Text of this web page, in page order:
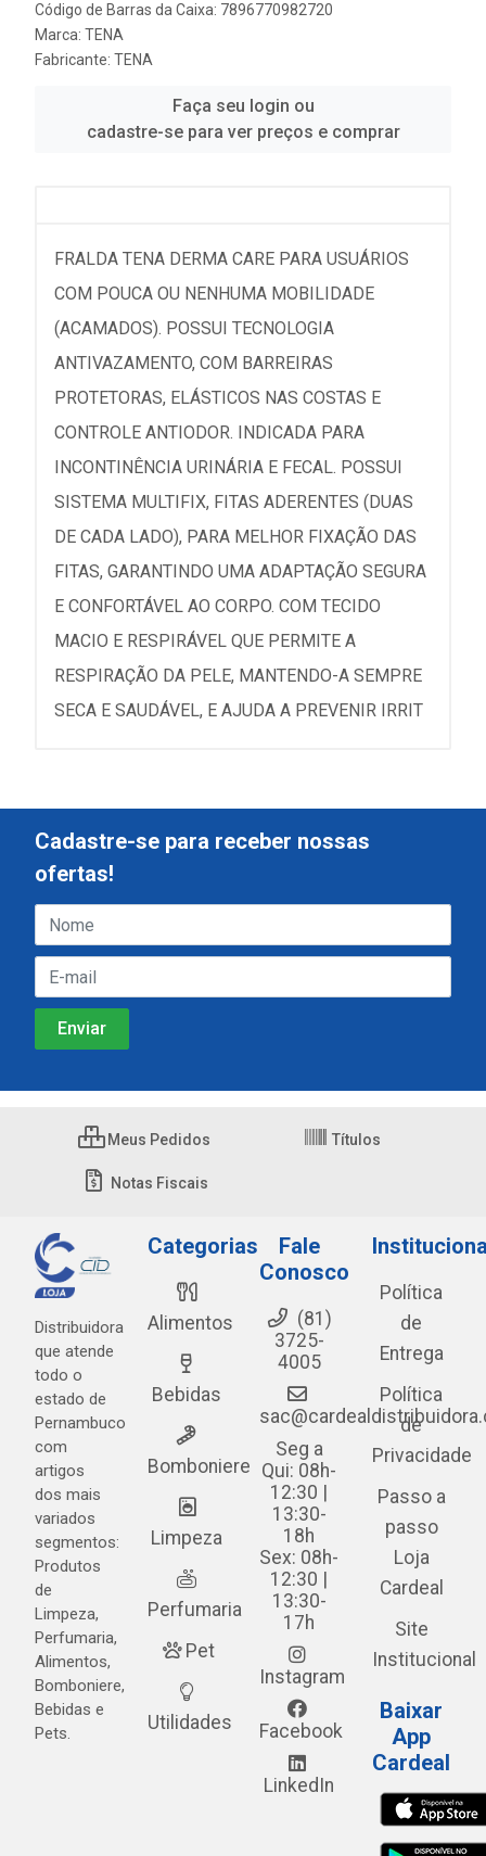
Código de Barras da Caixa: 7896770982720
Marca: TENA
Fabricante: TENA
Faça seu login ou
cadastre-se para ver preços e comprar
FRALDA TENA DERMA CARE PARA USUÁRIOS
COM POUCA OU NENHUMA MOBILIDADE
(ACAMADOS). POSSUI TECNOLOGIA
ANTIVAZAMENTO, COM BARREIRAS
PROTETORAS, ELÁSTICOS NAS COSTAS E
CONTROLE ANTIODOR. INDICADA PARA
INCONTINÊNCIA URINÁRIA E FECAL. POSSUI
SISTEMA MULTIFIX, FITAS ADERENTES (DUAS
DE CADA LADO), PARA MELHOR FIXAÇÃO DAS
FITAS, GARANTINDO UMA ADAPTAÇÃO SEGURA
E CONFORTÁVEL AO CORPO. COM TECIDO
MACIO E RESPIRÁVEL QUE PERMITE A
RESPIRAÇÃO DA PELE, MANTENDO-A SEMPRE
SECA E SAUDÁVEL, E AJUDA A PREVENIR IRRIT
Cadastre-se para receber nossas
ofertas!
Meus Pedidos Títulos
Notas Fiscais
Distribuidora
que atende
todo o
estado de
Pernambuco
com
artigos
dos mais
variados
segmentos:
Produtos
de
Limpeza,
Perfumaria,
Alimentos,
Bomboniere,
Bebidas e
Pets.
Categorias
Alimentos
Bebidas
Bomboniere
Limpeza
Perfumaria
Pet
Utilidades
Fale
Conosco
(81)
3725-
4005
Seg a
Qui: 08h-
12:30 |
13:30-
18h
Sex: 08h-
12:30 |
13:30-
17h
Instagram
Facebook
LinkedIn
Política
de
Entrega
Política
de
Privacidade
Passo a
passo
Loja
Cardeal
Site
Institucional
Baixar
App
Cardeal